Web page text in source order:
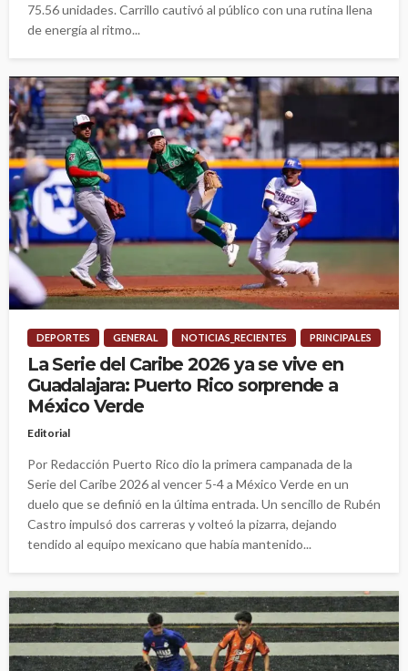
75.56 unidades. Carrillo cautivó al público con una rutina llena
de energía al ritmo...
DEPORTES GENERAL NOTICIAS_RECIENTES PRINCIPALES
La Serie del Caribe 2026 ya se vive en
Guadalajara: Puerto Rico sorprende a
México Verde
Editorial
Por Redacción Puerto Rico dio la primera campanada de la
Serie del Caribe 2026 al vencer 5-4 a México Verde en un
duelo que se definió en la última entrada. Un sencillo de Rubén
Castro impulsó dos carreras y volteó la pizarra, dejando
tendido al equipo mexicano que había mantenido...